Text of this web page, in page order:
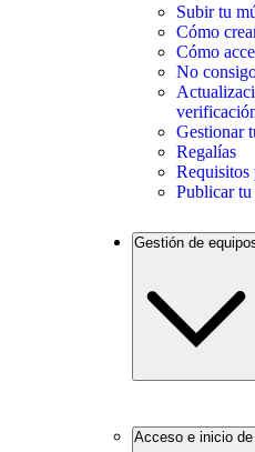
Subir tu
Cómo
Cómo
No
Gestionar
Regalías
Requisitos
Publicar
Gestión de
Acceso e inicio